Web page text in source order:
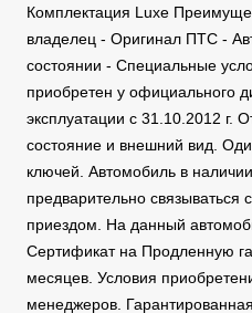
Комплектация Luxe
владелец - Оригинал ПТС -
состоянии - Специальные
приобретен у официального
эксплуатации с 31.10.2012 г.
состояние и внешний вид.
ключей. Автомобиль в
предварительно
приездом. На данный
Сертификат на Продленную
месяцев. Условия
менеджеров.